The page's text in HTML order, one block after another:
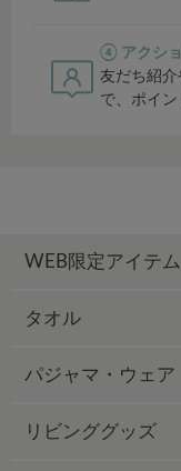
④ アクシ
友だち紹
で、ポイン
WEB限定アイテム
タオル
パジャマ・ウェア
リビンググッズ